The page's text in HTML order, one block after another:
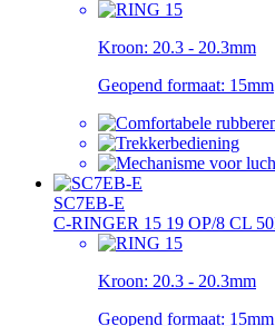
Kroon: 20.3 - 20.3mm
Geopend formaat: 15mm
SC7EB-E
C-RINGER 15 19 OP/8 CL
Kroon: 20.3 - 20.3mm
Geopend formaat: 15mm